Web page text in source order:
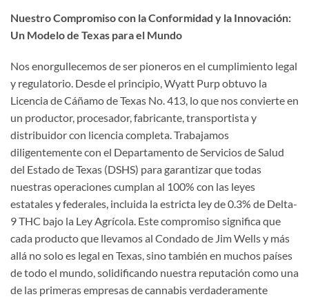
Nuestro Compromiso con la Conformidad y la Innovación:
Un Modelo de Texas para el Mundo
Nos enorgullecemos de ser pioneros en el cumplimiento legal
y regulatorio. Desde el principio, Wyatt Purp obtuvo la
Licencia de Cáñamo de Texas No. 413, lo que nos convierte en
un productor, procesador, fabricante, transportista y
distribuidor con licencia completa. Trabajamos
diligentemente con el Departamento de Servicios de Salud
del Estado de Texas (DSHS) para garantizar que todas
nuestras operaciones cumplan al 100% con las leyes
estatales y federales, incluida la estricta ley de 0.3% de Delta-
9 THC bajo la Ley Agrícola. Este compromiso significa que
cada producto que llevamos al Condado de Jim Wells y más
allá no solo es legal en Texas, sino también en muchos países
de todo el mundo, solidificando nuestra reputación como una
de las primeras empresas de cannabis verdaderamente